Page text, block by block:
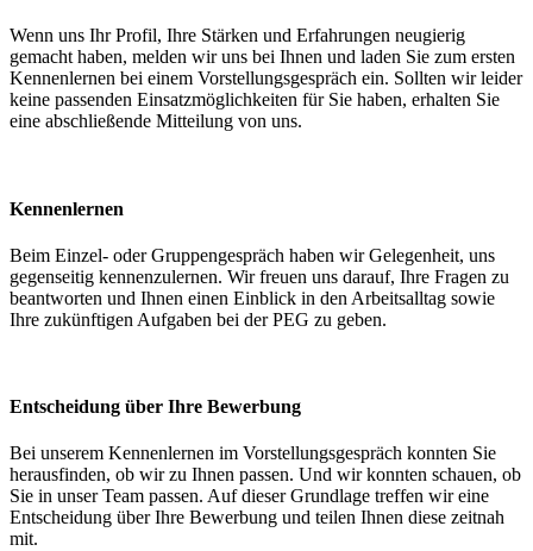
Wenn uns Ihr Profil, Ihre Stärken und Erfahrungen neugierig
gemacht haben, melden wir uns bei Ihnen und laden Sie zum ersten
Kennenlernen bei einem Vorstellungsgespräch ein. Sollten wir leider
keine passenden Einsatzmöglichkeiten für Sie haben, erhalten Sie
eine abschließende Mitteilung von uns.
Kennenlernen
Beim Einzel- oder Gruppengespräch haben wir Gelegenheit, uns
gegenseitig kennenzulernen. Wir freuen uns darauf, Ihre Fragen zu
beantworten und Ihnen einen Einblick in den Arbeitsalltag sowie
Ihre zukünftigen Aufgaben bei der PEG zu geben.
Entscheidung über Ihre Bewerbung
Bei unserem Kennenlernen im Vorstellungsgespräch konnten Sie
herausfinden, ob wir zu Ihnen passen. Und wir konnten schauen, ob
Sie in unser Team passen. Auf dieser Grundlage treffen wir eine
Entscheidung über Ihre Bewerbung und teilen Ihnen diese zeitnah
mit.